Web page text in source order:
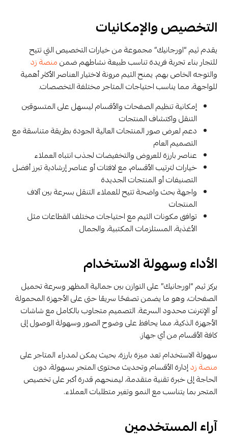
التخصيص والإمكانيات
يقدم ثيم “اورجانيك” مجموعة من خيارات التخصيص التي تتيح
للتجار بناء تجربة فريدة تناسب طبيعة نشاطهم ضمنمنصة زد
والتوجه الخاص بهم. يمنح الثيم مرونة لاختيار العناصر الأكثر أهمية
للواجهة، مما يناسب احتياجات المتاجر مختلفة التخصصات.
إمكانية تنظيم الصفحات والأقسام ليسهل على المتسوقين
التنقل واكتشاف المنتجات
دعم لعرض صور المنتجات العالية الجودة بطريقة متناسقة مع
التصميم العام
عناصر بارزة للعروض والتخفيضات لجذب انتباه العملاء
خيارات لترتيب الأقسام، مع لافتات أو عناصر إرشادية تبرز أفضل
التصنيفات أو المنتجات الجديدة
واجهة بحث واضحة تتيح للعملاء التنقل بسرعة بين آلاف
المنتجات
توافق مكونات الثيم مع احتياجات مختلف القطاعات مثل
الأغذية، المستلزمات المكتبية، والجمال
الأداء وسهولة الاستخدام
يركز ثيم “اورجانيك” على التوازن بين جمالية المظهر وسرعة تحميل
الصفحات، وهو ما يضمن تصفحًا سريعًا حتى على الأجهزة المحمولة
أو الإنترنت محدود السرعة. التصميم متجاوب بالكامل مع شاشات
الأجهزة الذكية، مما يحافظ على وضوح الصور وسهولة الوصول إلى
كافة الأقسام من أي جهاز.
سهولة الاستخدام تعد ميزة بارزة، بحيث يمكن لمدراء المتاجر على
منصة زدإدارة الأقسام وتحديث محتوى المتجر بسهولة، دون
الحاجة إلى خبرة تقنية متقدمة، ليمنحهم قدرة أكبر على تخصيص
المتجر بما يتناسب مع النمو وتغير متطلبات العملاء.
آراء المستخدمين